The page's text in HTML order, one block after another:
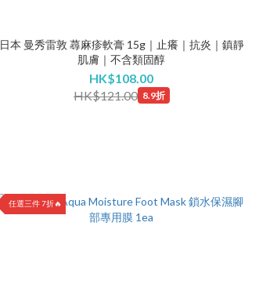
日本 曼秀雷敦 蕁麻疹軟膏 15g｜止癢｜抗炎｜鎮靜
肌膚｜不含類固醇
HK$108.00
HK$121.00 8.9折
任選三件 7折🔥